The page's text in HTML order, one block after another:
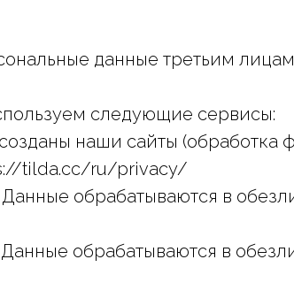
данные третьим лицам
следующие сервисы:
наши сайты (обработка
tilda.cc/ru/privacy/
обрабатываются в
обрабатываются в